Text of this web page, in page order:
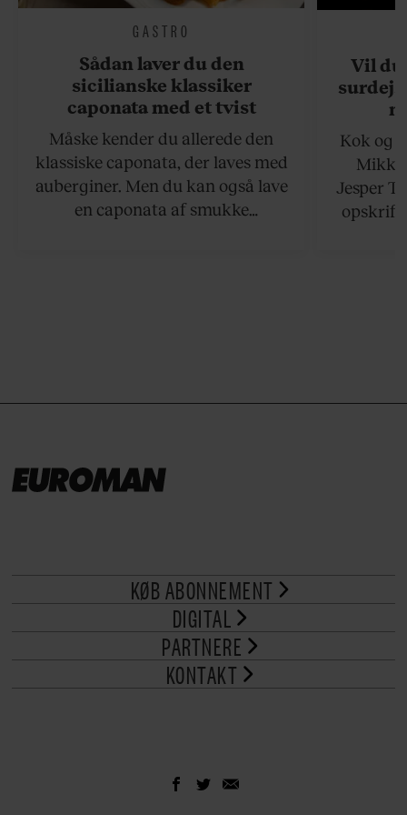
GASTRO
Sådan laver du den
sicilianske klassiker
caponata med et tvist
Måske kender du allerede den
klassiske caponata, der laves med
auberginer. Men du kan også lave
en caponata af smukke
Vil du
Kok og
Jesper
opskrift
KØB ABONNEMENT
DIGITAL
PARTNERE
KONTAKT